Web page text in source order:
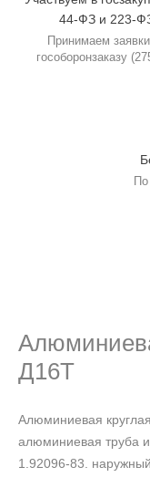
44-ФЗ и 223-
Принимаем
гособоронзаказу
Д16Т
Алюминиевая
алюминиевая труба
1.92096-83.